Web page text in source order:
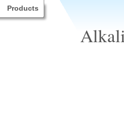
Products